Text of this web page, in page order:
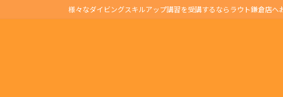
ン
ビ
様々なダイビングスキルアップ講習を受講するならラウト鎌倉店へ